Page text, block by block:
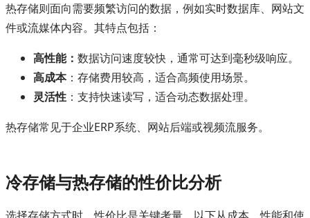
热存储则面向需要频繁访问的数据，例如实时数据库、网站文
件或流媒体内容。其特点包括：
高性能： 数据访问速度较快，通常可达到毫秒级响应。
高成本：存储费用较高，适合高频使用场景。
灵活性 ：支持快速读写，适合动态数据处理。
热存储常见于企业ERP系统、网站后端或视频流服务。
冷存储与热存储的性价比分析